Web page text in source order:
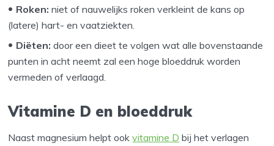
Roken: niet of nauwelijks roken verkleint de kans op
(latere) hart- en vaatziekten.
Diëten: door een dieet te volgen wat alle bovenstaande
punten in acht neemt zal een hoge bloeddruk worden
vermeden of verlaagd.
Vitamine D en bloeddruk
Naast magnesium helpt ookvitamine D bij het verlagen